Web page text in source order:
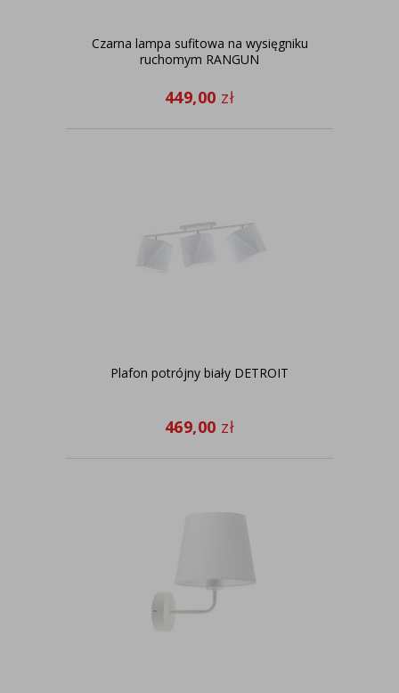
Czarna lampa sufitowa na wysięgniku
ruchomym RANGUN
449,00 zł
Plafon potrójny biały DETROIT
469,00 zł